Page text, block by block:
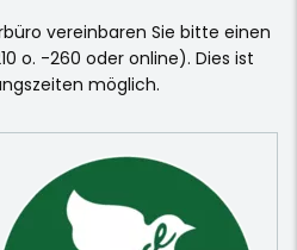
vereinbaren Sie bitte einen
o. -260 oder online). Dies ist
möglich.